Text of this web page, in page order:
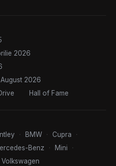
2026
2026
Hall of Fame
· BMW · Cupra
·
Benz · Mini
·
Volkswagen